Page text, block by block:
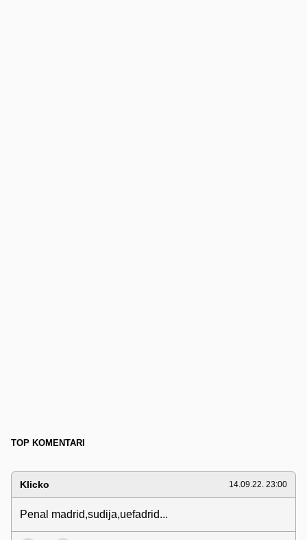
TOP KOMENTARI
Klicko 14.09.22. 23:00
Penal madrid,sudija,uefadrid...